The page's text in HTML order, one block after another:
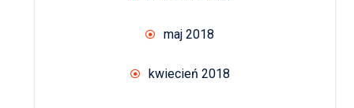
maj 2018
kwiecień 2018